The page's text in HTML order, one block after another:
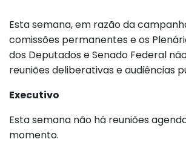
Esta semana, em razão da
comissões permanentes e os
dos Deputados e Senado Federal
reuniões deliberativas e audiências
Executivo
Esta semana não há reuniões
momento.